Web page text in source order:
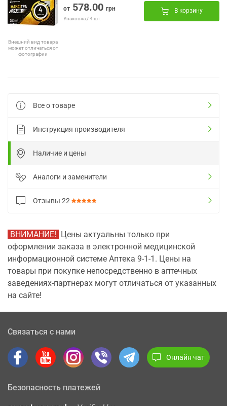
Внешний вид товара
может отличаться от
фотографии
от 578.00 грн
Упаковка / 4 шт.
В корзину
Все о товаре
Инструкция производителя
Наличие и цены
Аналоги и заменители
Отзывы 22
ВНИМАНИЕ! Цены актуальны только при
оформлении заказа в электронной медицинской
информационной системе Аптека 9-1-1. Цены на
товары при покупке непосредственно в аптечных
заведениях-партнерах могут отличаться от указанных
на сайте!
Связаться с нами
Онлайн чат
Безопасность платежей